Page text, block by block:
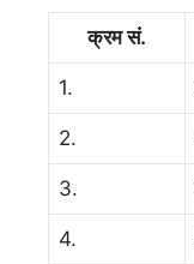
क्रम सं.
1.
2.
3.
4.